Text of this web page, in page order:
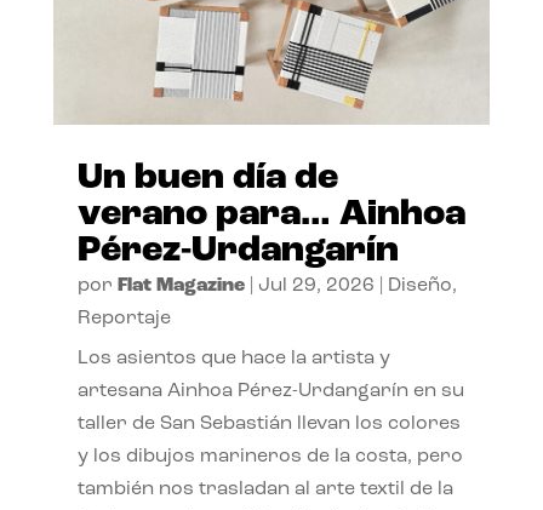
Un buen día de
verano para… Ainhoa
Pérez-Urdangarín
por Flat Magazine| Jul 29, 2026 Diseño,
Reportaje
Los asientos que hace la artista y
artesana Ainhoa Pérez-Urdangarín en su
taller de San Sebastián llevan los colores
y los dibujos marineros de la costa, pero
también nos trasladan al arte textil de la